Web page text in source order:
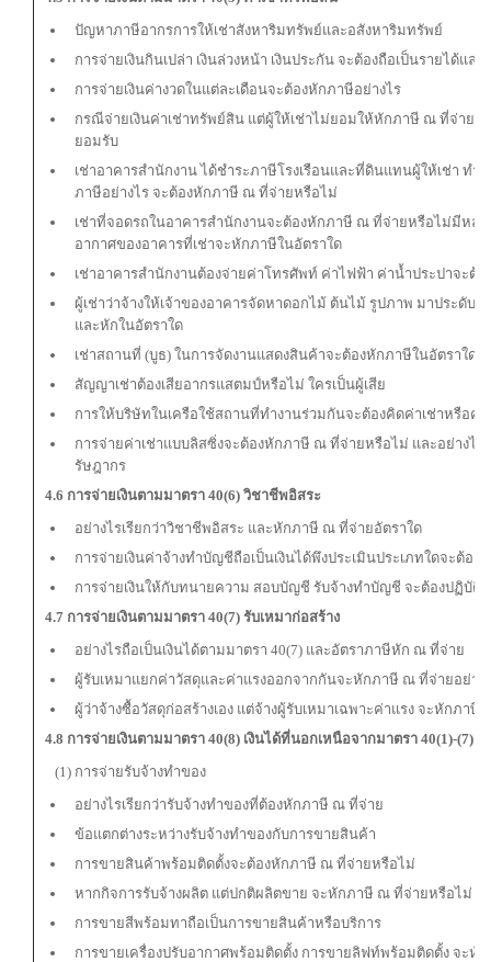
ปัญหาภาษีอากรการให้เช่าสังหาริมทรัพย์และอสังหาริมทรัพย์
การจ่ายเงินกินเปล่า เงินล่วงหน้า เงินประกัน จะต้องถือเป็นรายได้แล
การจ่ายเงินค่างวดในแต่ละเดือนจะต้องหักภาษีอย่างไร
กรณีจ่ายเงินค่าเช่าทรัพย์สิน แต่ผู้ให้เช่าไม่ยอมให้หักภาษี ณ ที่จ่ายจ
ยอมรับ
เช่าอาคารสำนักงาน ได้ชำระภาษีโรงเรือนและที่ดินแทนผู้ให้เช่า ทำ
ภาษีอย่างไร จะต้องหักภาษี ณ ที่จ่ายหรือไม่
เช่าที่จอดรถในอาคารสำนักงานจะต้องหักภาษี ณ ที่จ่ายหรือไม่มีหลัก
อากาศของอาคารที่เช่าจะหักภาษีในอัตราใด
เช่าอาคารสำนักงานต้องจ่ายค่าโทรศัพท์ ค่าไฟฟ้า ค่าน้ำประปาจะต้
ผู้เช่าว่าจ้างให้เจ้าของอาคารจัดหาดอกไม้ ต้นไม้ รูปภาพ มาประดั
และหักในอัตราใด
เช่าสถานที่ (บูธ) ในการจัดงานแสดงสินค้าจะต้องหักภาษีในอัตราใด
สัญญาเช่าต้องเสียอากรแสตมป์หรือไม่ ใครเป็นผู้เสีย
การให้บริษัทในเครือใช้สถานที่ทำงานร่วมกันจะต้องคิดค่าเช่าหรือค่า
การจ่ายค่าเช่าแบบลิสซิ่งจะต้องหักภาษี ณ ที่จ่ายหรือไม่ และอย่างไร
รัษฎากร
4.6 การจ่ายเงินตามมาตรา 40(6) วิชาชีพอิสระ
อย่างไรเรียกว่าวิชาชีพอิสระ และหักภาษี ณ ที่จ่ายอัตราใด
การจ่ายเงินค่าจ้างทำบัญชีถือเป็นเงินได้พึงประเมินประเภทใดจะต้อง
การจ่ายเงินให้กับทนายความ สอบบัญชี รับจ้างทำบัญชี จะต้องปฏิบัติ
4.7 การจ่ายเงินตามมาตรา 40(7) รับเหมาก่อสร้าง
อย่างไรถือเป็นเงินได้ตามมาตรา 40(7) และอัตราภาษีหัก ณ ที่จ่าย
ผู้รับเหมาแยกค่าวัสดุและค่าแรงออกจากกันจะหักภาษี ณ ที่จ่ายอย่าง
ผู้ว่าจ้างซื้อวัสดุก่อสร้างเอง แต่จ้างผู้รับเหมาเฉพาะค่าแรง จะหักภาษี
4.8 การจ่ายเงินตามมาตรา 40(8) เงินได้ที่นอกเหนือจากมาตรา 40(1)-(7)
(1) การจ่ายรับจ้างทำของ
อย่างไรเรียกว่ารับจ้างทำของที่ต้องหักภาษี ณ ที่จ่าย
ข้อแตกต่างระหว่างรับจ้างทำของกับการขายสินค้า
การขายสินค้าพร้อมติดตั้งจะต้องหักภาษี ณ ที่จ่ายหรือไม่
หากกิจการรับจ้างผลิต แต่ปกติผลิตขาย จะหักภาษี ณ ที่จ่ายหรือไม่
การขายสีพร้อมทาถือเป็นการขายสินค้าหรือบริการ
การขายเครื่องปรับอากาศพร้อมติดตั้ง การขายลิฟท์พร้อมติดตั้ง จะหัก